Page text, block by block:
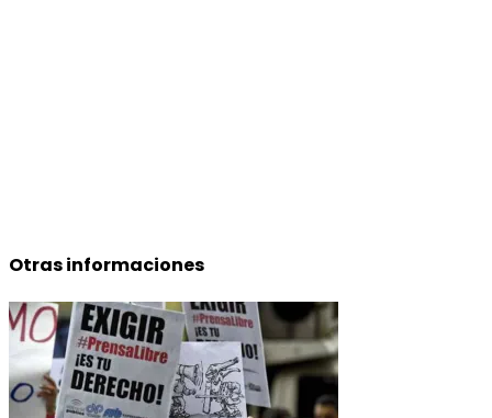
Otras informaciones